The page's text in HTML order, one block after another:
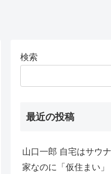
検索
最近の投稿
山口一郎 自宅はサウ
家なのに「仮住まい